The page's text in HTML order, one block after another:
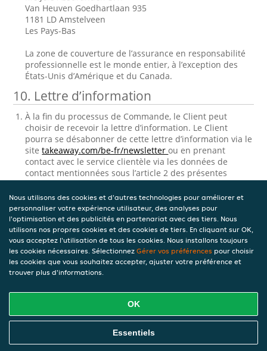
Van Heuven Goedhartlaan 935
1181 LD Amstelveen
Les Pays-Bas
La zone de couverture de l’assurance en responsabilité
professionnelle est le monde entier, à l’exception des
États-Unis d’Amérique et du Canada.
10. Lettre d’information
À la fin du processus de Commande, le Client peut
choisir de recevoir la lettre d’information. Le Client
pourra se désabonner de cette lettre d’information via le
sitetakeaway.com/be-fr/newsletterou en prenant
contact avec le service clientèle via les données de
contact mentionnées sous l’article 2 des présentes
Conditions générales Clients sous ‘contact’.
11. Consultation et correction des
données personnelles stockées
Takeaway.com traitera les données personnelles
relatives au Client. Ce processus de traitement de
données personnelles est régi parCharte vie privée.
Nous utilisons des cookies et d'autres technologies pour améliorer et
personnaliser votre expérience utilisateur, des analyses pour
l'optimisation et des publicités en partenariat avec des tiers. Nous
utilisons nos propres cookies et des cookies de tiers. En cliquant sur OK,
vous acceptez l'utilisation de tous les cookies. Nous installons toujours
les cookies nécessaires. Sélectionnez Gérer vos préférences pour choisir
les cookies que vous souhaitez accepter, ajuster votre préférence et
trouver plus d'informations.
OK
Essentiels